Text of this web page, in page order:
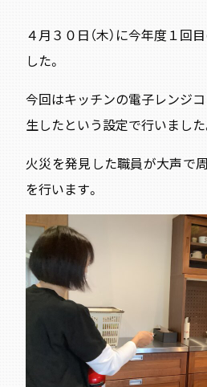
４月３０日（木）に今年度１回
した。
今回はキッチンの電子レンジ
生したという設定で行いました
火災を発見した職員が大声で
を行います。